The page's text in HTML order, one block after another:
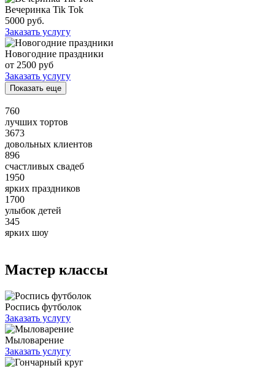
Вечеринка Tik Tok
5000 руб.
Заказать услугу
Новогодние праздники
от 2500 руб
Заказать услугу
Показать еще
760
лучших тортов
3673
довольных клиентов
896
счастливых свадеб
1950
ярких праздников
1700
улыбок детей
345
ярких шоу
Мастер классы
Роспись футболок
Заказать услугу
Мыловарение
Заказать услугу